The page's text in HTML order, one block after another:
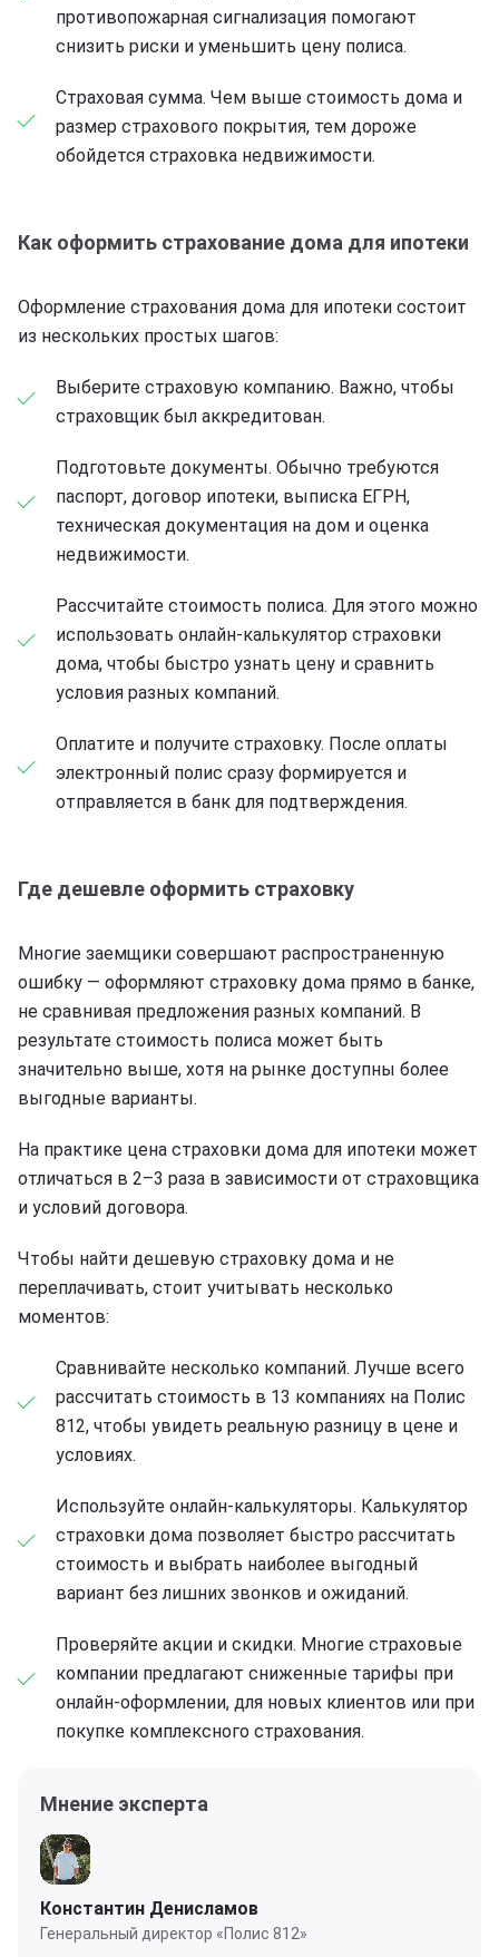
противопожарная сигнализация помогают
снизить риски и уменьшить цену полиса.
Страховая сумма. Чем выше стоимость дома и
размер страхового покрытия, тем дороже
обойдется страховка недвижимости.
Как оформить страхование дома для ипотеки
Оформление страхования дома для ипотеки состоит
из нескольких простых шагов:
Выберите страховую компанию. Важно, чтобы
страховщик был аккредитован.
Подготовьте документы. Обычно требуются
паспорт, договор ипотеки, выписка ЕГРН,
техническая документация на дом и оценка
недвижимости.
Рассчитайте стоимость полиса. Для этого можно
использовать онлайн-калькулятор страховки
дома, чтобы быстро узнать цену и сравнить
условия разных компаний.
Оплатите и получите страховку. После оплаты
электронный полис сразу формируется и
отправляется в банк для подтверждения.
Где дешевле оформить страховку
Многие заемщики совершают распространенную
ошибку — оформляют страховку дома прямо в банке,
не сравнивая предложения разных компаний. В
результате стоимость полиса может быть
значительно выше, хотя на рынке доступны более
выгодные варианты.
На практике цена страховки дома для ипотеки может
отличаться в 2–3 раза в зависимости от страховщика
и условий договора.
Чтобы найти дешевую страховку дома и не
переплачивать, стоит учитывать несколько
моментов:
Сравнивайте несколько компаний. Лучше всего
рассчитать стоимость в 13 компаниях на Полис
812, чтобы увидеть реальную разницу в цене и
условиях.
Используйте онлайн-калькуляторы. Калькулятор
страховки дома позволяет быстро рассчитать
стоимость и выбрать наиболее выгодный
вариант без лишних звонков и ожиданий.
Проверяйте акции и скидки. Многие страховые
компании предлагают сниженные тарифы при
онлайн-оформлении, для новых клиентов или при
покупке комплексного страхования.
Мнение эксперта
Константин Денисламов
Генеральный директор «Полис 812»